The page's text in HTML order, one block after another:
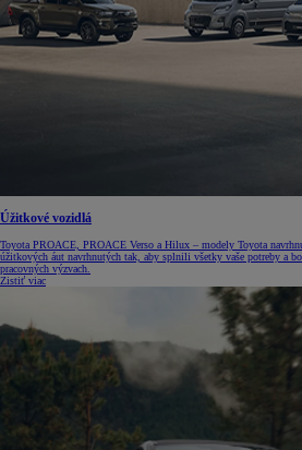
Úžitkové vozidlá
Toyota PROACE, PROACE Verso a Hilux – modely Toyota
úžitkových áut navrhnutých tak, aby splnili všetky vaše potreby a
pracovných výzvach.
Zistiť viac